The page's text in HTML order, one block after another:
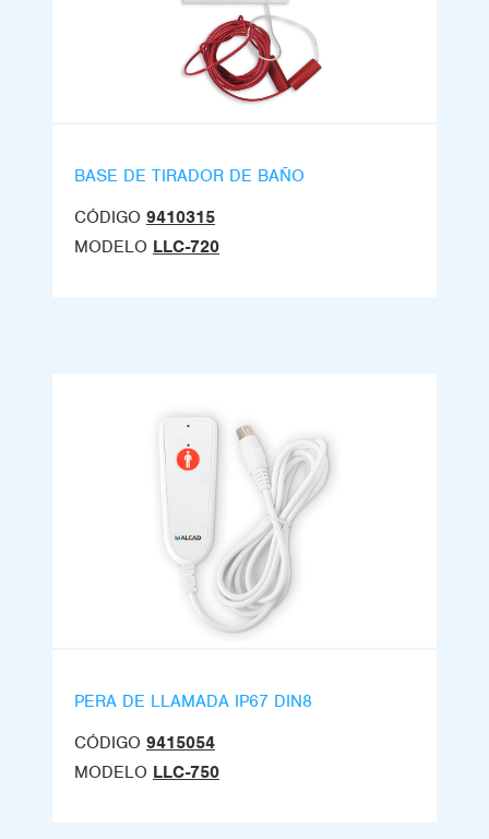
BASE DE TIRADOR DE BAÑO
CÓDIGO 9410315
MODELO LLC-720
PERA DE LLAMADA IP67 DIN8
CÓDIGO 9415054
MODELO LLC-750